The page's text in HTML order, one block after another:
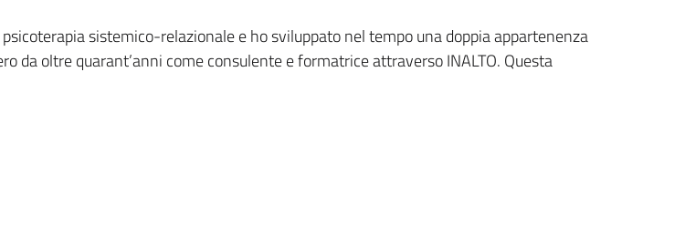
sistemico-relazionale e ho sviluppato nel tempo una doppia appartenenza
da oltre quarant’anni come consulente e formatrice attraverso INALTO. Questa